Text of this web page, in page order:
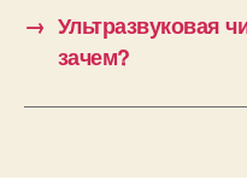
→ Ультразвуковая
зачем?